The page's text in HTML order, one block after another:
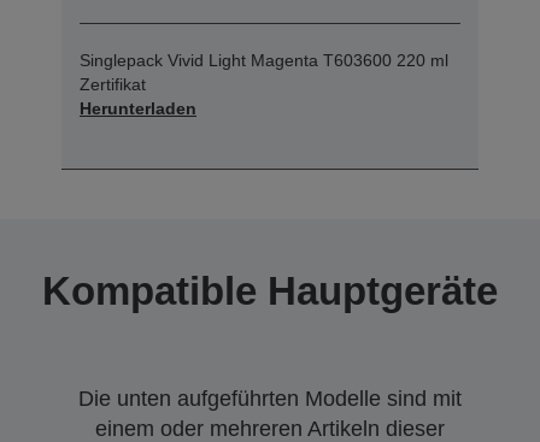
Singlepack Vivid Light Magenta T603600 220 ml
Zertifikat
Herunterladen
Kompatible Hauptgeräte
Die unten aufgeführten Modelle sind mit
einem oder mehreren Artikeln dieser